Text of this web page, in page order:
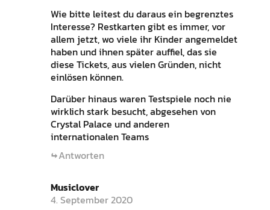
Wie bitte leitest du daraus ein begrenztes
Interesse? Restkarten gibt es immer, vor
allem jetzt, wo viele ihr Kinder angemeldet
haben und ihnen später auffiel, das sie
diese Tickets, aus vielen Gründen, nicht
einlösen können.
Darüber hinaus waren Testspiele noch nie
wirklich stark besucht, abgesehen von
Crystal Palace und anderen
internationalen Teams
Antworten
Musiclover
4. September 2020